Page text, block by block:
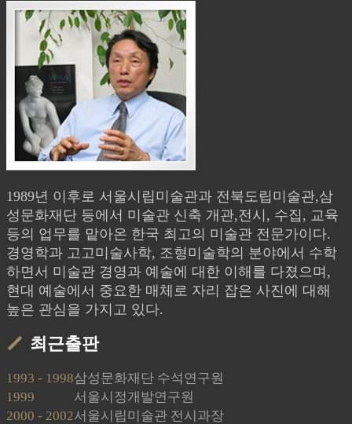
1989년 이후로 서울시립미술관과 전북도립미술관,삼
성문화재단 등에서 미술관 신축 개관,전시, 수집, 교육
등의 업무를 맡아온 한국 최고의 미술관 전문가이다.
경영학과 고고미술사학, 조형미술학의 분야에서 수학
하면서 미술관 경영과 예술에 대한 이해를 다졌으며,
현대 예술에서 중요한 매체로 자리 잡은 사진에 대해
높은 관심을 가지고 있다.
최근출판
1993 - 1998삼성문화재단 수석연구원
1999
서울시정개발연구원
2000 - 2002서울시립미술관 전시과장